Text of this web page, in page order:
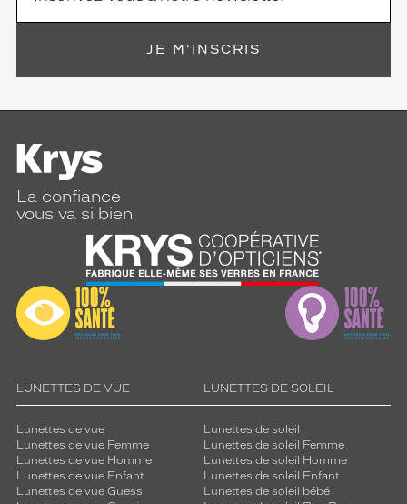
JE M'INSCRIS
La confiance
vous va si bien
LUNETTES DE VUE
Lunettes de vue
Lunettes de vue Femme
Lunettes de vue Homme
Lunettes de vue Enfant
Lunettes de vue Guess
LUNETTES DE SOLEIL
Lunettes de soleil
Lunettes de soleil Femme
Lunettes de soleil Homme
Lunettes de soleil Enfant
Lunettes de soleil bébé